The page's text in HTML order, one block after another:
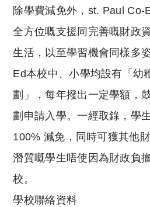
除學費減免外，st. Paul Co-
全方位嘅支援同完善嘅財政
生活，以至學習機會同樣多
Ed本校中、小學均設有「幼
劃」，每年撥出一定學額，
劃申請入學。一經取錄，學
100% 減免，同時可獲其他
潛質嘅學生唔使因為財政負
校。
學校聯絡資料